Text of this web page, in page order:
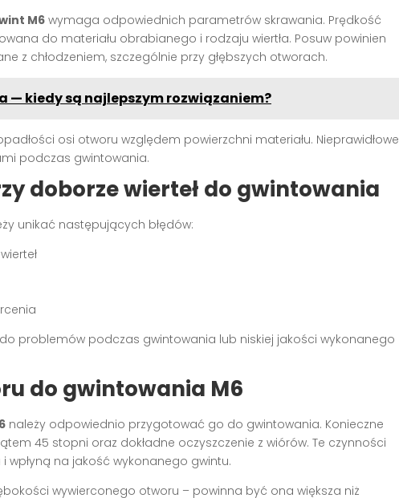
M6 wymaga odpowiednich parametrów skrawania. Prędkość
do materiału obrabianego i rodzaju wiertła. Posuw powinien
z chłodzeniem, szczególnie przy głębszych otworach.
— kiedy są najlepszym rozwiązaniem?
osi otworu względem powierzchni materiału. Nieprawidłowe
podczas gwintowania.
doborze wierteł do gwintowania
unikać następujących błędów:
problemów podczas gwintowania lub niskiej jakości wykonanego
do gwintowania M6
należy odpowiednio przygotować go do gwintowania. Konieczne
45 stopni oraz dokładne oczyszczenie z wiórów. Te czynności
wpłyną na jakość wykonanego gwintu.
wywierconego otworu – powinna być ona większa niż